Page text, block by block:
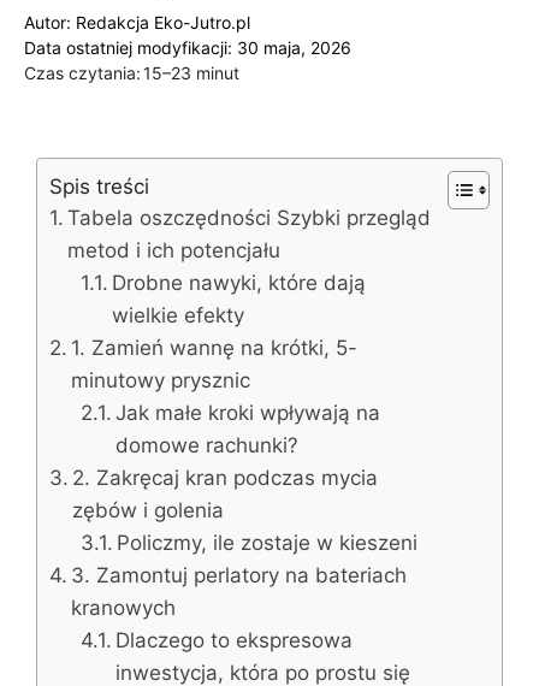
Autor: Redakcja Eko-Jutro.pl
Data ostatniej modyfikacji: 30 maja, 2026
Czas czytania:15–23 minut
Spis treści
Tabela oszczędności Szybki przegląd
metod i ich potencjału
Drobne nawyki, które dają
wielkie efekty
1. Zamień wannę na krótki, 5-
minutowy prysznic
Jak małe kroki wpływają na
domowe rachunki?
2. Zakręcaj kran podczas mycia
zębów i golenia
Policzmy, ile zostaje w kieszeni
3. Zamontuj perlatory na bateriach
kranowych
Dlaczego to ekspresowa
inwestycja, która po prostu się